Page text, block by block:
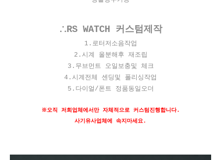
∴RS WATCH 커스텀제작
​1.로터저소음작업
2.시계 올분해후 재조립
3.무브먼트 오일보충및 체크
4.시계전체 센딩및 폴리싱작업
5.다이얼/폰트 정품동일오더
※오직 저희업체에서만 자체적으로 커스텀진행합니다.
사기유사업체에 속지마세요.